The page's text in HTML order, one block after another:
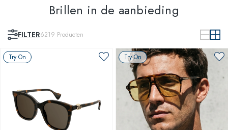
Brillen in de aanbieding
FILTER6219 Producten
Try On Try On